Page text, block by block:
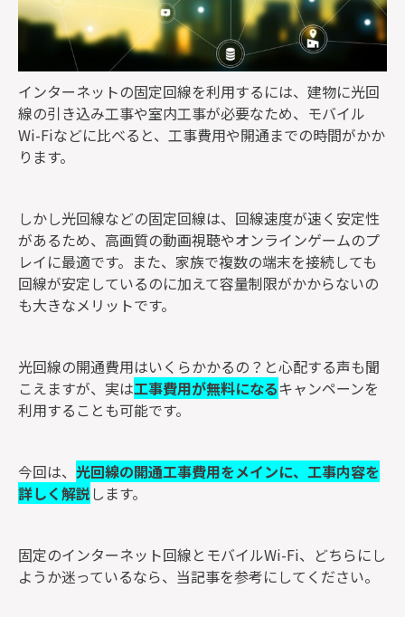
インターネットの固定回線を利用するには、建物に光回
線の引き込み工事や室内工事が必要なため、モバイル
Wi-Fiなどに比べると、工事費用や開通までの時間がかか
ります。
しかし光回線などの固定回線は、回線速度が速く安定性
があるため、高画質の動画視聴やオンラインゲームのプ
レイに最適です。また、家族で複数の端末を接続しても
回線が安定しているのに加えて容量制限がかからないの
も大きなメリットです。
光回線の開通費用はいくらかかるの？と心配する声も聞
こえますが、実は工事費用が無料になるキャンペーンを
利用することも可能です。
今回は、 光回線の開通工事費用をメインに、工事内容を
詳しく解説 します。
固定のインターネット回線とモバイルWi-Fi、どちらにし
ようか迷っているなら、当記事を参考にしてください。